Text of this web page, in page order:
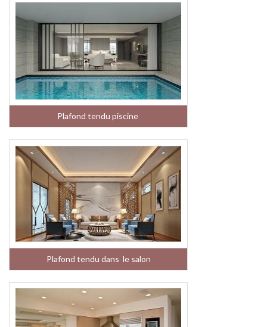
Plafond tendu piscine
Plafond tendu dans le salon